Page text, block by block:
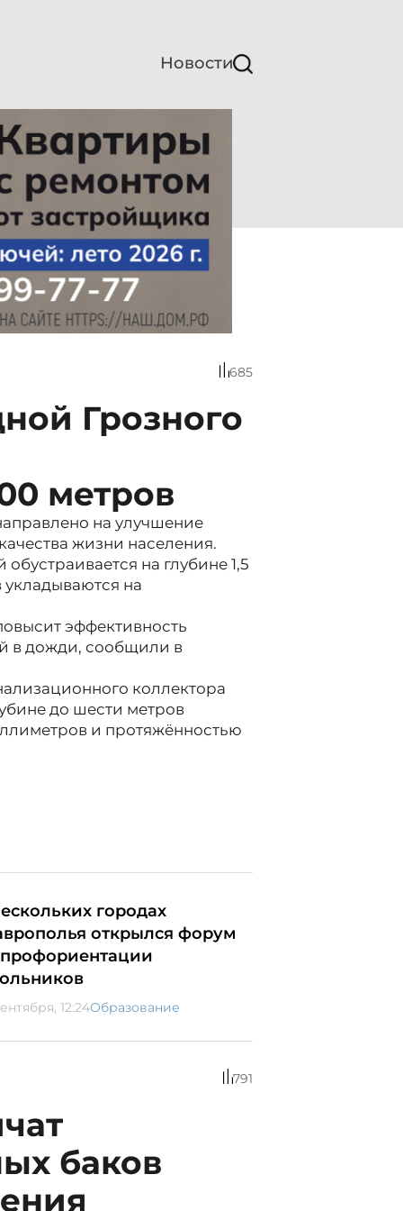
Новости
685
Грозного
метров
на улучшение
жизни населения.
на глубине 1,5
на
эффективность
в дожди, сообщили в
коллектора
до шести метров
и протяжённостью
городах
открылся форум
12:24Образование
791
баков